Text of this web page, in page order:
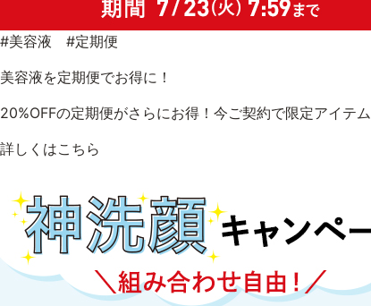
#美容液 #定期便
美容液を定期便でお得に！
20%OFFの定期便がさらにお得！今ご契約で限定アイテ
詳しくはこちら